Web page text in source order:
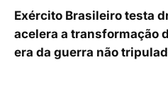
Exército Brasileiro testa
acelera a transformação
era da guerra não